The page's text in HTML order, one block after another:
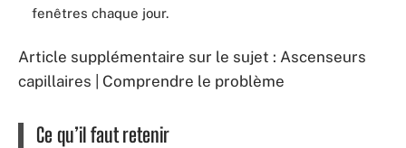
fenêtres chaque jour.
Article supplémentaire sur le sujet : Ascenseurs
capillaires | Comprendre le problème
Ce qu’il faut retenir